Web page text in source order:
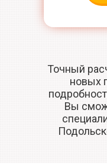
Точный
новых
Вы